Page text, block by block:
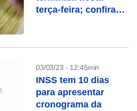
terça-feira; confira
03/03/23 - 12:45min
INSS tem 10 dias
para apresentar
cronograma da